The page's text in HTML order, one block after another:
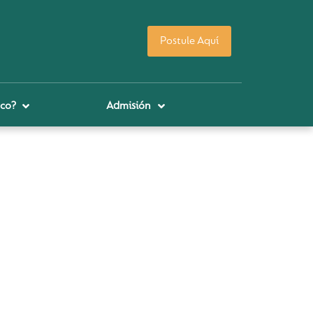
Postule Aquí
Admisión